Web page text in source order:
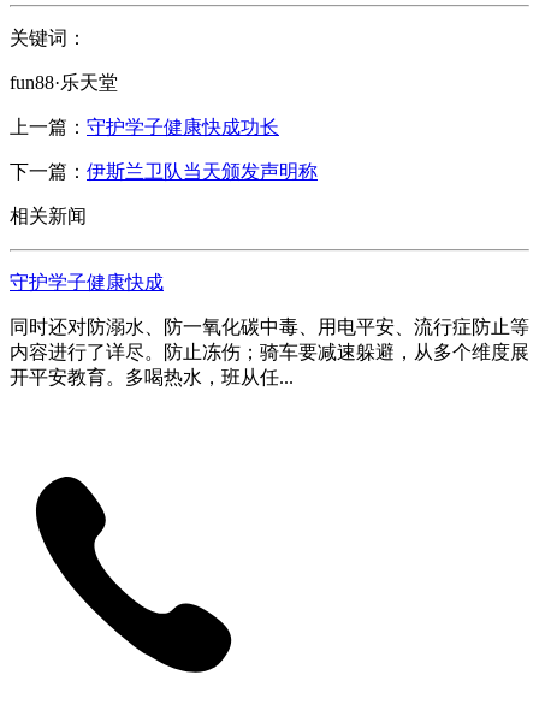
关键词：
fun88·乐天堂
上一篇： 守护学子健康快成功长
下一篇： 伊斯兰卫队当天颁发声明称
相关新闻
守护学子健康快成
同时还对防溺水、防一氧化碳中毒、用电平安、流行症防止等
内容进行了详尽。防止冻伤；骑车要减速躲避，从多个维度展
开平安教育。多喝热水，班从任...